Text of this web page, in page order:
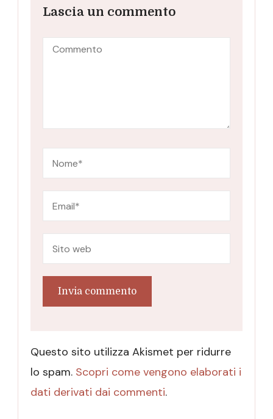
Lascia un commento
Questo sito utilizza Akismet per ridurre
lo spam. Scopri come vengono elaborati i
dati derivati dai commenti.